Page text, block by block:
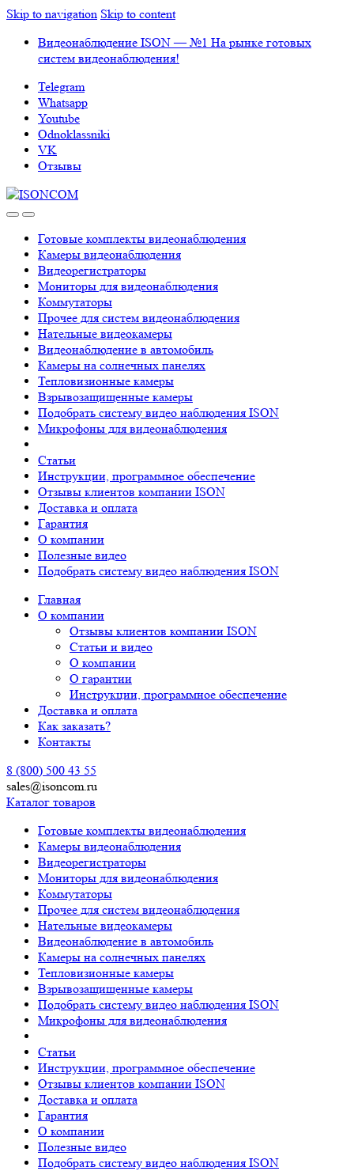
Skip to navigation Skip to content
Видеонаблюдение ISON — №1 На рынке готовых
систем видеонаблюдения!
Telegram
Whatsapp
Youtube
Odnoklassniki
VK
Отзывы
Готовые комплекты видеонаблюдения
Камеры видеонаблюдения
Видеорегистраторы
Мониторы для видеонаблюдения
Коммутаторы
Прочее для систем видеонаблюдения
Нательные видеокамеры
Видеонаблюдение в автомобиль
Камеры на солнечных панелях
Тепловизионные камеры
Взрывозащищенные камеры
Подобрать систему видео наблюдения ISON
Микрофоны для видеонаблюдения
Статьи
Инструкции, программное обеспечение
Отзывы клиентов компании ISON
Доставка и оплата
Гарантия
О компании
Полезные видео
Подобрать систему видео наблюдения ISON
Главная
О компании
Отзывы клиентов компании ISON
Статьи и видео
О компании
О гарантии
Инструкции, программное обеспечение
Доставка и оплата
Как заказать?
Контакты
8 (800) 500 43 55
sales@isoncom.ru
Каталог товаров
Готовые комплекты видеонаблюдения
Камеры видеонаблюдения
Видеорегистраторы
Мониторы для видеонаблюдения
Коммутаторы
Прочее для систем видеонаблюдения
Нательные видеокамеры
Видеонаблюдение в автомобиль
Камеры на солнечных панелях
Тепловизионные камеры
Взрывозащищенные камеры
Подобрать систему видео наблюдения ISON
Микрофоны для видеонаблюдения
Статьи
Инструкции, программное обеспечение
Отзывы клиентов компании ISON
Доставка и оплата
Гарантия
О компании
Полезные видео
Подобрать систему видео наблюдения ISON